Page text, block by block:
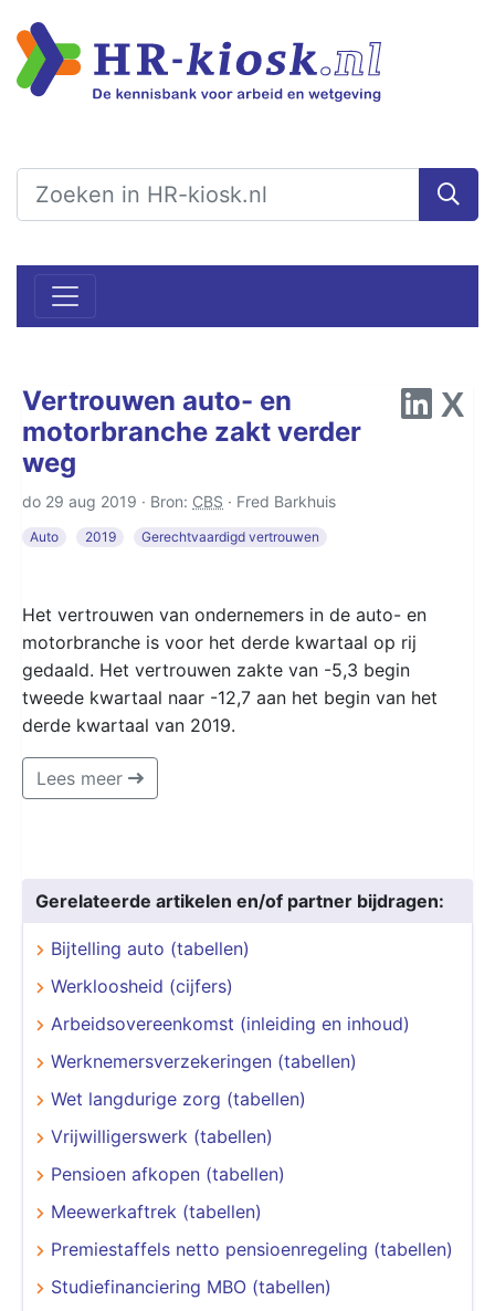
Vertrouwen auto- en
motorbranche zakt verder
weg
do 29 aug 2019 · Bron: CBS · Fred Barkhuis
Auto 2019 Gerechtvaardigd vertrouwen
Het vertrouwen van ondernemers in de auto- en
motorbranche is voor het derde kwartaal op rij
gedaald. Het vertrouwen zakte van -5,3 begin
tweede kwartaal naar -12,7 aan het begin van het
derde kwartaal van 2019.
Lees meer
Gerelateerde artikelen en/of partner bijdragen:
Bijtelling auto (tabellen)
Werkloosheid (cijfers)
Arbeidsovereenkomst (inleiding en inhoud)
Werknemersverzekeringen (tabellen)
Wet langdurige zorg (tabellen)
Vrijwilligerswerk (tabellen)
Pensioen afkopen (tabellen)
Meewerkaftrek (tabellen)
Premiestaffels netto pensioenregeling (tabellen)
Studiefinanciering MBO (tabellen)